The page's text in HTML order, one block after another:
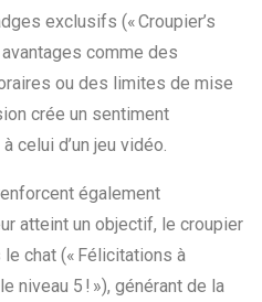
exclusifs (« Croupier’s
comme des
ou des limites de mise
crée un sentiment
celui d’un jeu vidéo.
également
atteint un objectif, le croupier
le chat (« Félicitations à
niveau 5 ! »), générant de la